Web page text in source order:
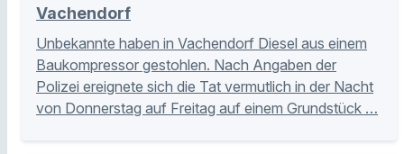
Vachendorf
Unbekannte haben in Vachendorf Diesel aus einem
Baukompressor gestohlen. Nach Angaben der
Polizei ereignete sich die Tat vermutlich in der Nacht
von Donnerstag auf Freitag auf einem Grundstück …